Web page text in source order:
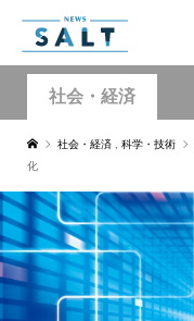
社会・経済
社会・経済 科学・技術
化